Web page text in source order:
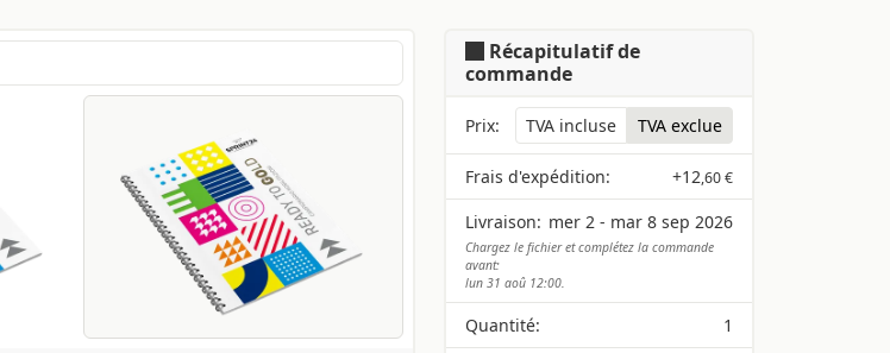
Récapitulatif de
commande
Prix: TVA incluse TVA exclue
Frais d'expédition: +12,60 €
Livraison: mer 2 - mar 8 sep 2026
Chargez le fichier et complétez la commande
avant:
lun 31 aoû 12:00.
Quantité:
1